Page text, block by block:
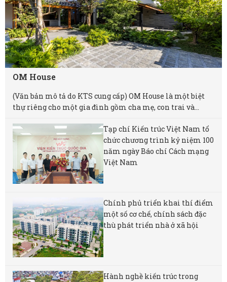
OM House
(Văn bản mô tả do KTS cung cấp) OM House là một biệt
thự riêng cho một gia đình gồm cha mẹ, con trai và...
Tạp chí Kiến trúc Việt Nam tổ
chức chương trình kỷ niệm 100
năm ngày Báo chí Cách mạng
Việt Nam
Chính phủ triển khai thí điểm
một số cơ chế, chính sách đặc
thù phát triển nhà ở xã hội
Hành nghề kiến trúc trong